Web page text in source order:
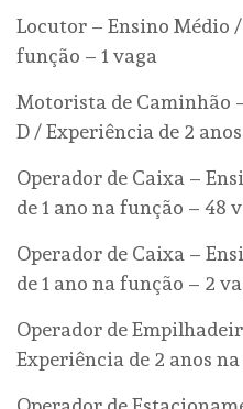
Locutor – Ensino Médio
função – 1 vaga
Motorista de Caminhão
D / Experiência de 2
Operador de Caixa –
de 1 ano na função – 48
Operador de Caixa –
de 1 ano na função – 2
Operador de
Experiência de 2 anos